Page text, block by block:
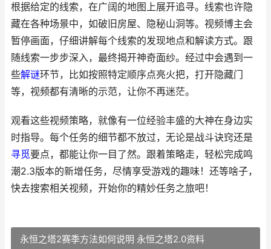
根据给定的线索，在广阔的地图上展开追寻。线索也许隐
藏在各种场景中，如破旧房屋、隐秘山洞等。视频博主会
暂停画面，仔细讲解每个线索的发现地点和解读方式。跟
随线索一步步深入，最终揭开神奇面纱。经过中会遇到一
些解谜环节，比如按照特定顺序点亮火把，打开隐藏门
等，视频都有清晰的示范，让你不再迷茫。
观看这些视频策略，就像有一位经验丰盛的大神在身边实
时指导。每个任务的细节都不放过，无论是战斗诀窍还是
寻觅要点，都能让你一目了然。跟着策略走，轻松完成鸣
潮2.3版本的新增任务，尽情享受游戏的趣味！还等啥子，
快去搜索相关视频，开始你的精妙任务之旅吧！
永恒之塔2赛季方法如何说明 永恒之塔2.0资料